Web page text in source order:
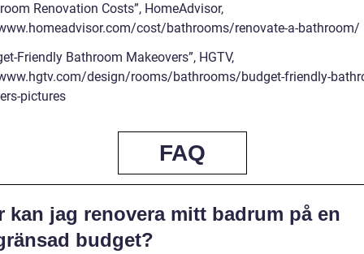
Renovation Costs”, HomeAdvisor,
cost/bathrooms/renovate-a-bathroom/
Friendly Bathroom Makeovers”, HGTV,
design/rooms/bathrooms/budget-friendly-
pictures
FAQ
kan jag renovera mitt badrum på en
budget?